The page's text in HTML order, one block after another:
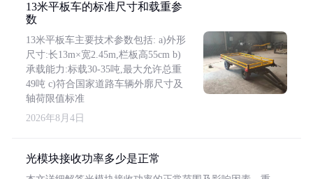
13米平板车的标准尺寸和载重参
数
13米平板车主要技术参数包括: a)外形
尺寸:长13m×宽2.45m,栏板高55cm b)
承载能力:标载30-35吨,最大允许总重
49吨 c)符合国家道路车辆外廓尺寸及
轴荷限值标准
2026年8月4日
光模块接收功率多少是正常